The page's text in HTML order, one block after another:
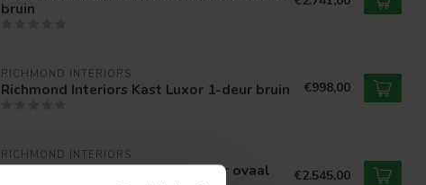
bruin
RICHMOND INTERIORS
Richmond Interiors Kast Luxor 1-deur bruin €998,00
RICHMOND INTERIORS
Richmond Interiors Eettafel Luxor ovaal €2.545,00